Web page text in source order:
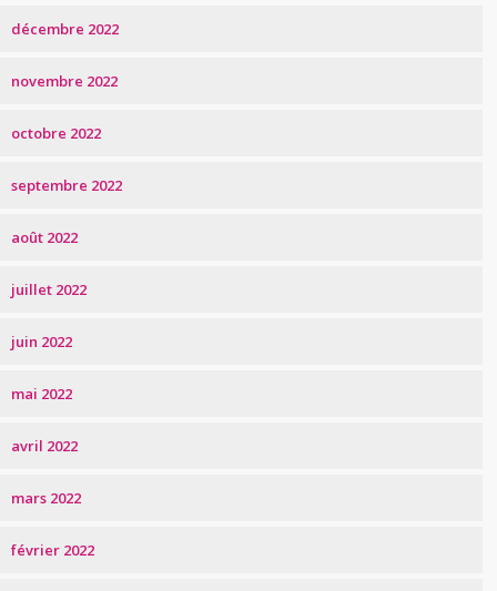
décembre 2022
novembre 2022
octobre 2022
septembre 2022
août 2022
juillet 2022
juin 2022
mai 2022
avril 2022
mars 2022
février 2022